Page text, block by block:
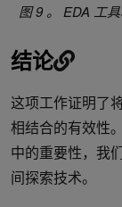
图 9 。 EDA 工
结论
这项工作证明了
相结合的有效性
中的重要性，我
间探索技术。